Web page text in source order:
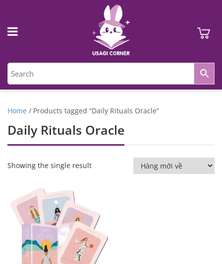
Home / Products tagged “Daily Rituals Oracle”
Daily Rituals Oracle
Showing the single result